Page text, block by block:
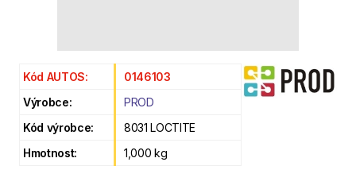
Kód AUTOS:
0146103
Výrobce:
PROD
Kód výrobce:
8031 LOCTITE
Hmotnost:
1,000 kg